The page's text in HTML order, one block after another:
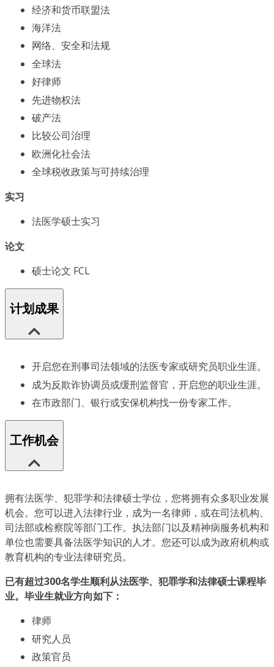
经济和货币联盟法
海洋法
网络、安全和法规
全球法
好律师
先进物权法
破产法
比较公司治理
欧洲化社会法
全球税收政策与可持续治理
实习
法医学硕士实习
论文
硕士论文 FCL
计划成果
开启您在刑事司法领域的法医专家或研究员职业生涯。
成为反欺诈协调员或缓刑监督官，开启您的职业生涯。
在市政部门、银行或安保机构找一份专家工作。
工作机会
拥有法医学、犯罪学和法律硕士学位，您将拥有众多职业发展
机会。您可以进入法律行业，成为一名律师，或在司法机构、
司法部或检察院等部门工作。执法部门以及精神病服务机构和
单位也需要具备法医学知识的人才。您还可以成为政府机构或
教育机构的专业法律研究员。
已有超过300名学生顺利从法医学、犯罪学和法律硕士课程毕
业。毕业生就业方向如下：
律师
研究人员
政策官员